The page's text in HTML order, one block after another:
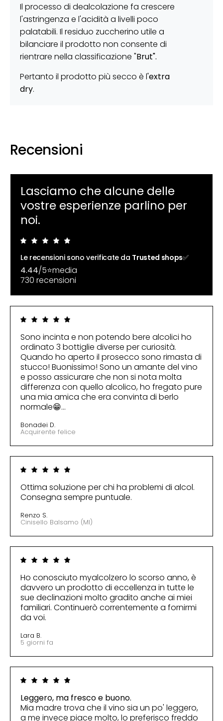
Il processo di dealcolazione fa crescere
l'astringenza e l'acidità a livelli poco
palatabili. Il residuo zuccherino utile a
bilanciare il prodotto non consente di
rientrare nella classificazione "Brut".
Pertanto il prodotto più secco è l'extra
dry.
Recensioni
Lasciamo che alcune delle
vostre esperienze parlino per
noi.
Le recensioni sono verificate da Trusted shops✅
4.44/5⭐media
730 recensioni
Sono incinta e non potendo bere alcolici ho
ordinato 3 bottiglie diverse per curiosità.
Quando ho aperto il prosecco sono rimasta di
stucco! Buonissimo! Sono un amante del vino
e posso assicurare che non si nota molta
differenza con quello alcolico, ho fregato pure
una mia amica che era convinta di berlo
normale😁...
Bonadei D.
Acquirente felice
Ottima soluzione per chi ha problemi di alcol.
Consegna sempre puntuale.
Renzo S.
Cinisello Balsamo (MI)
Ho conosciuto myalcolzero lo scorso anno, è
davvero un prodotto di eccellenza in tutte le
sue declinazioni molto gradito anche ai miei
familiari. Continuerò correntemente a fornirmi
da voi.
Lara B.
5 giorni fa
Leggero, ma fresco e buono.
Mia madre trova che il vino sia un po' leggero,
a me invece piace molto, lo preferisco freddo